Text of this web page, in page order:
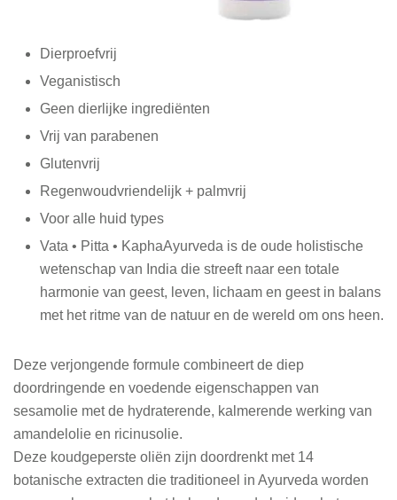
Dierproefvrij
Veganistisch
Geen dierlijke ingrediënten
Vrij van parabenen
Glutenvrij
Regenwoudvriendelijk + palmvrij
Voor alle huid types
Vata • Pitta • KaphaAyurveda is de oude holistische
wetenschap van India die streeft naar een totale
harmonie van geest, leven, lichaam en geest in balans
met het ritme van de natuur en de wereld om ons heen.
Deze verjongende formule combineert de diep
doordringende en voedende eigenschappen van
sesamolie met de hydraterende, kalmerende werking van
amandelolie en ricinusolie.
Deze koudgeperste oliën zijn doordrenkt met 14
botanische extracten die traditioneel in Ayurveda worden